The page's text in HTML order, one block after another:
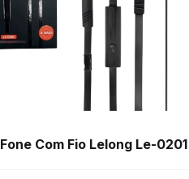
Fone Com Fio Lelong Le-0201